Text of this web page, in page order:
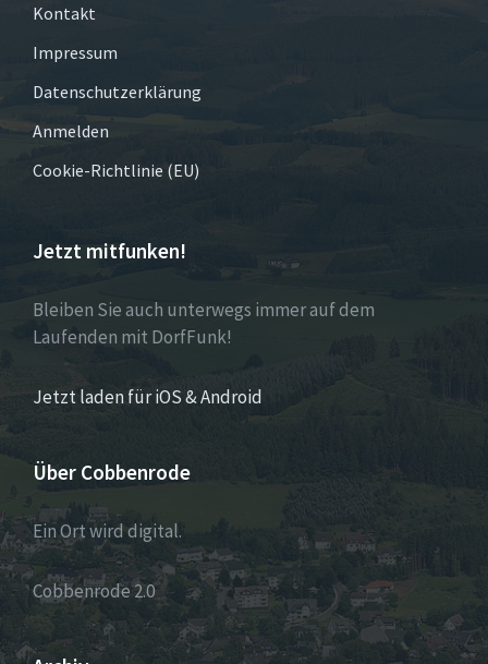
Kontakt
Impressum
Datenschutzerklärung
Anmelden
Cookie-Richtlinie (EU)
Jetzt mitfunken!
Bleiben Sie auch unterwegs immer auf dem
Laufenden mit DorfFunk!
Jetzt laden für iOS & Android
Über Cobbenrode
Ein Ort wird digital.
Cobbenrode 2.0